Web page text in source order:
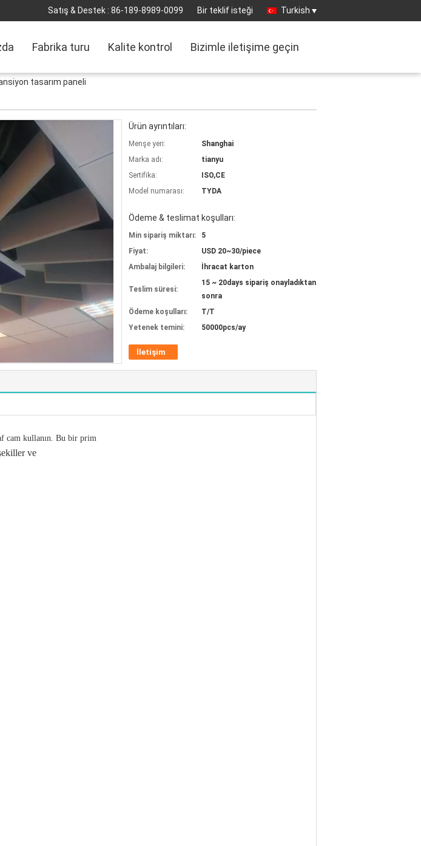
Satış & Destek : 86-189-8989-0099 Bir teklif isteği Turkish
Fabrika turu Kalite kontrol Bizimle iletişime geçin
tasarım paneli
Ürün ayrıntıları:
Menşe yeri:
Shanghai
Marka adı:
tianyu
Sertifika:
ISO,CE
Model numarası:
TYDA
Ödeme & teslimat koşulları:
Min sipariş miktarı:
5
Fiyat:
USD 20~30/piece
Ambalaj bilgileri:
İhracat karton
Teslim süresi:
15 ~ 20days sipariş onayladıktan
sonra
Ödeme koşulları:
T/T
Yetenek temini:
50000pcs/ay
İletişim
cam kullanın. Bu bir prim
ve